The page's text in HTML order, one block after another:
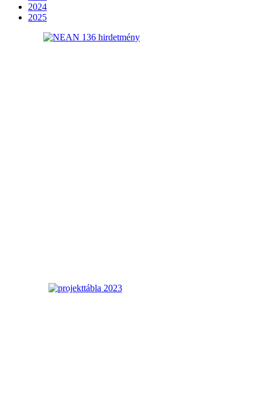
2024
2025